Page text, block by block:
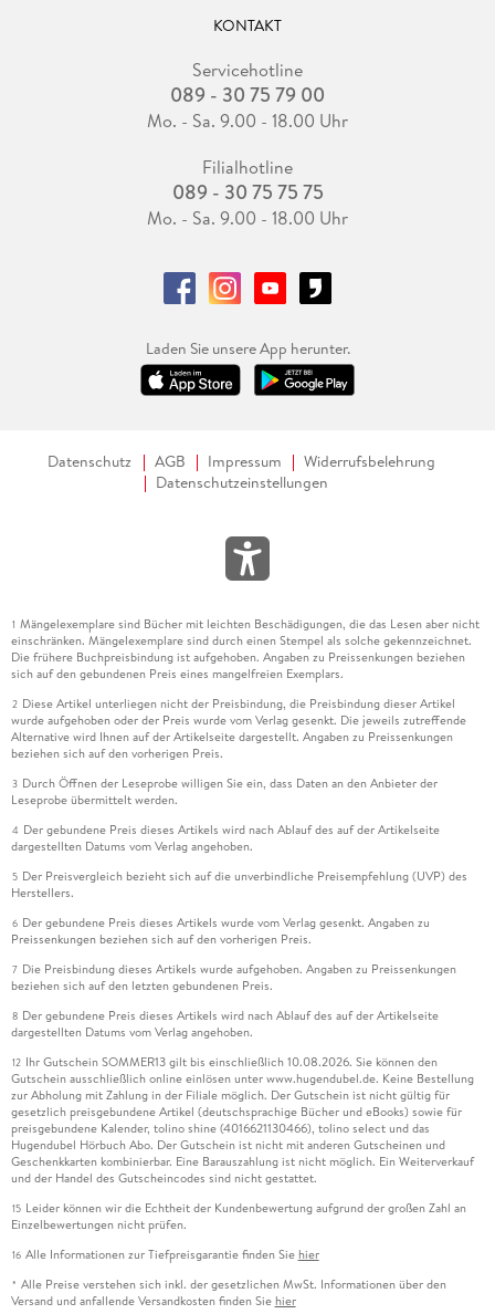
KONTAKT
Servicehotline
089 - 30 75 79 00
Mo. - Sa. 9.00 - 18.00 Uhr
Filialhotline
089 - 30 75 75 75
Mo. - Sa. 9.00 - 18.00 Uhr
Laden Sie unsere App herunter.
Datenschutz AGB Impressum
Widerrufsbelehrung
Datenschutzeinstellungen
1 Mängelexemplare sind Bücher mit leichten Beschädigungen, die das Lesen aber nicht
einschränken. Mängelexemplare sind durch einen Stempel als solche gekennzeichnet.
Die frühere Buchpreisbindung ist aufgehoben. Angaben zu Preissenkungen beziehen
sich auf den gebundenen Preis eines mangelfreien Exemplars.
2 Diese Artikel unterliegen nicht der Preisbindung, die Preisbindung dieser Artikel
wurde aufgehoben oder der Preis wurde vom Verlag gesenkt. Die jeweils zutreffende
Alternative wird Ihnen auf der Artikelseite dargestellt. Angaben zu Preissenkungen
beziehen sich auf den vorherigen Preis.
3 Durch Öffnen der Leseprobe willigen Sie ein, dass Daten an den Anbieter der
Leseprobe übermittelt werden.
4 Der gebundene Preis dieses Artikels wird nach Ablauf des auf der Artikelseite
dargestellten Datums vom Verlag angehoben.
5 Der Preisvergleich bezieht sich auf die unverbindliche Preisempfehlung (UVP) des
Herstellers.
6 Der gebundene Preis dieses Artikels wurde vom Verlag gesenkt. Angaben zu
Preissenkungen beziehen sich auf den vorherigen Preis.
7 Die Preisbindung dieses Artikels wurde aufgehoben. Angaben zu Preissenkungen
beziehen sich auf den letzten gebundenen Preis.
8 Der gebundene Preis dieses Artikels wird nach Ablauf des auf der Artikelseite
dargestellten Datums vom Verlag angehoben.
12 Ihr Gutschein SOMMER13 gilt bis einschließlich 10.08.2026. Sie können den
Gutschein ausschließlich online einlösen unter www.hugendubel.de. Keine Bestellung
zur Abholung mit Zahlung in der Filiale möglich. Der Gutschein ist nicht gültig für
gesetzlich preisgebundene Artikel (deutschsprachige Bücher und eBooks) sowie für
preisgebundene Kalender, tolino shine (4016621130466), tolino select und das
Hugendubel Hörbuch Abo. Der Gutschein ist nicht mit anderen Gutscheinen und
Geschenkkarten kombinierbar. Eine Barauszahlung ist nicht möglich. Ein Weiterverkauf
und der Handel des Gutscheincodes sind nicht gestattet.
15 Leider können wir die Echtheit der Kundenbewertung aufgrund der großen Zahl an
Einzelbewertungen nicht prüfen.
16 Alle Informationen zur Tiefpreisgarantie finden Sie hier
* Alle Preise verstehen sich inkl. der gesetzlichen MwSt. Informationen über den
Versand und anfallende Versandkosten finden Sie hier